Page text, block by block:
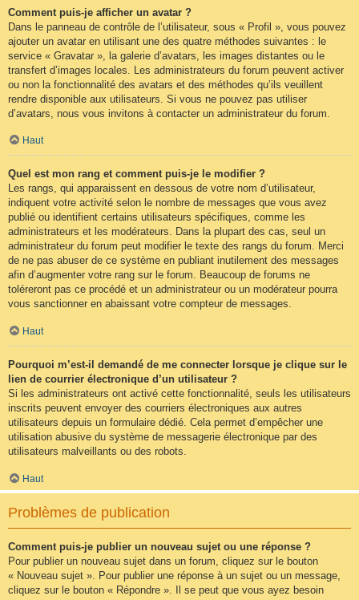
Comment puis-je afficher un avatar ?
Dans le panneau de contrôle de l’utilisateur, sous « Profil », vous pouvez
ajouter un avatar en utilisant une des quatre méthodes suivantes : le
service « Gravatar », la galerie d’avatars, les images distantes ou le
transfert d’images locales. Les administrateurs du forum peuvent activer
ou non la fonctionnalité des avatars et des méthodes qu’ils veuillent
rendre disponible aux utilisateurs. Si vous ne pouvez pas utiliser
d’avatars, nous vous invitons à contacter un administrateur du forum.
Haut
Quel est mon rang et comment puis-je le modifier ?
Les rangs, qui apparaissent en dessous de votre nom d’utilisateur,
indiquent votre activité selon le nombre de messages que vous avez
publié ou identifient certains utilisateurs spécifiques, comme les
administrateurs et les modérateurs. Dans la plupart des cas, seul un
administrateur du forum peut modifier le texte des rangs du forum. Merci
de ne pas abuser de ce système en publiant inutilement des messages
afin d’augmenter votre rang sur le forum. Beaucoup de forums ne
toléreront pas ce procédé et un administrateur ou un modérateur pourra
vous sanctionner en abaissant votre compteur de messages.
Haut
Pourquoi m’est-il demandé de me connecter lorsque je clique sur le
lien de courrier électronique d’un utilisateur ?
Si les administrateurs ont activé cette fonctionnalité, seuls les utilisateurs
inscrits peuvent envoyer des courriers électroniques aux autres
utilisateurs depuis un formulaire dédié. Cela permet d’empêcher une
utilisation abusive du système de messagerie électronique par des
utilisateurs malveillants ou des robots.
Haut
Problèmes de publication
Comment puis-je publier un nouveau sujet ou une réponse ?
Pour publier un nouveau sujet dans un forum, cliquez sur le bouton
« Nouveau sujet ». Pour publier une réponse à un sujet ou un message,
cliquez sur le bouton « Répondre ». Il se peut que vous ayez besoin